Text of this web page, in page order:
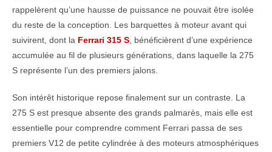
rappelèrent qu’une hausse de puissance ne pouvait être isolée
du reste de la conception. Les barquettes à moteur avant qui
suivirent, dont la Ferrari 315 S , bénéficièrent d’une expérience
accumulée au fil de plusieurs générations, dans laquelle la 275
S représente l’un des premiers jalons.
Son intérêt historique repose finalement sur un contraste. La
275 S est presque absente des grands palmarès, mais elle est
essentielle pour comprendre comment Ferrari passa de ses
premiers V12 de petite cylindrée à des moteurs atmosphériques